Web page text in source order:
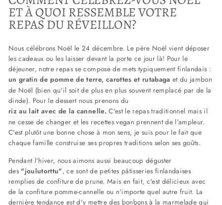
ET À QUOI RESSEMBLE VOTRE
REPAS DU RÉVEILLON?
Nous célébrons Noël le 24 décembre. Le père Noël vient déposer
les cadeaux ou les laisser devant la porte ce jour là! Pour le
déjeuner, notre repas se compose de mets typiquement finlandais :
un gratin de pomme de terre, carottes et rutabaga et du jambon
de Noël (bien qu'il soit de plus en plus souvent remplacé par de la
dinde). Pour le dessert nous prenons du
riz au lait avec de la cannelle. C'est le repas traditionnel mais il
ne cesse de changer et les recettes vegan prennent de l'ampleur.
C'est plutôt une bonne chose à mon sens, je suis pour le fait que
chaque famille construise ses propres traditions selon ses goûts.
Pendant l'hiver, nous aimons aussi beaucoup déguster
des "joulutorttu", ce sont de petites pâtisseries finlandaises
remplies de confiture de prune. Mais en fait, c'est délicieux avec
de la confiture pomme-cannelle ou n'importe quel autre fruit. La
dernière tendance est d'y mettre des bonbons à la marmelade qui